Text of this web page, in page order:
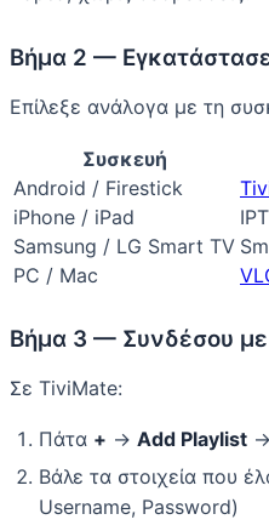
Βήμα 2 —
Επίλεξε ανάλογα με τη
Συσκευή
Android / Firestick
iPhone / iPad
Samsung / LG Smart TV
PC / Mac
Βήμα 3 — Συνδέσου
Σε TiviMate:
Πάτα + → Add Playlist →
Βάλε τα στοιχεία που
Username, Password)